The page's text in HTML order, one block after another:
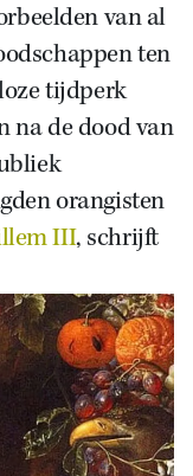
Zoek
van al
ten
tijdperk
na de dood van
orangisten
III, schrijft